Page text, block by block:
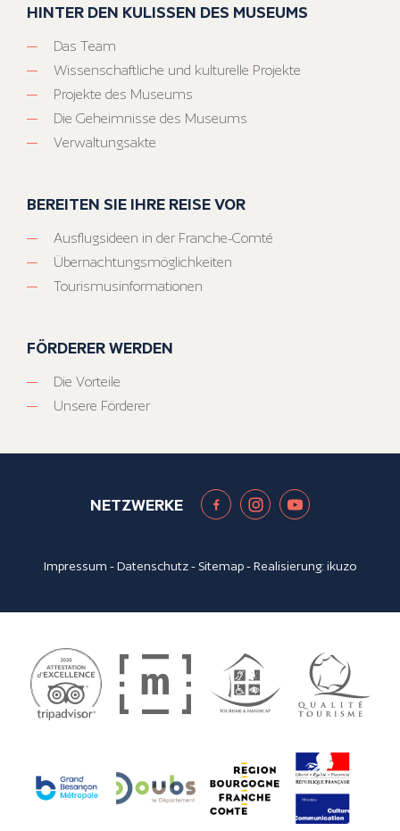
HINTER DEN KULISSEN DES MUSEUMS
Das Team
Wissenschaftliche und kulturelle Projekte
Projekte des Museums
Die Geheimnisse des Museums
Verwaltungsakte
BEREITEN SIE IHRE REISE VOR
Ausflugsideen in der Franche-Comté
Übernachtungsmöglichkeiten
Tourismusinformationen
FÖRDERER WERDEN
Die Vorteile
Unsere Förderer
NETZWERKE
Impressum -Datenschutz- Sitemap- Realisierung:ikuzo